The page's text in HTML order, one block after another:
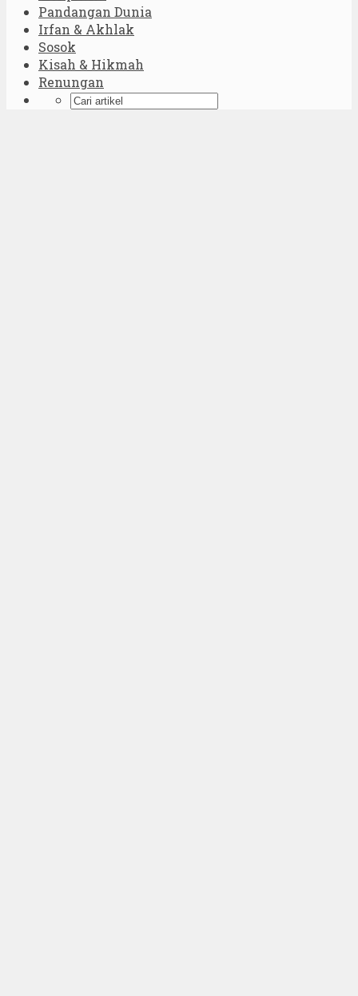
Pandangan Dunia
Irfan & Akhlak
Sosok
Kisah & Hikmah
Renungan